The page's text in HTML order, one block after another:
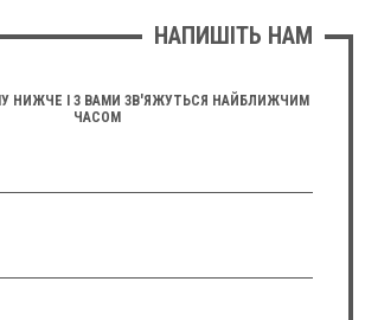
НАПИШІТЬ НАМ
НИЖЧЕ І З ВАМИ ЗВ'ЯЖУТЬСЯ НАЙБЛИЖЧИМ
ЧАСОМ